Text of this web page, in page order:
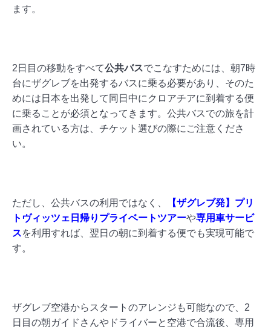
ます。
2日目の移動をすべて公共バスでこなすためには、朝7時
台にザグレブを出発するバスに乗る必要があり、そのた
めには日本を出発して同日中にクロアチアに到着する便
に乗ることが必須となってきます。公共バスでの旅を計
画されている方は、チケット選びの際にご注意くださ
い。
ただし、公共バスの利用ではなく、
【ザグレブ発】プリ
トヴィッツェ日帰りプライベートツアーや専用車サービ
スを利用すれば、翌日の朝に到着する便でも実現可能で
す。
ザグレブ空港からスタートのアレンジも可能なので、2
日目の朝ガイドさんやドライバーと空港で合流後、専用